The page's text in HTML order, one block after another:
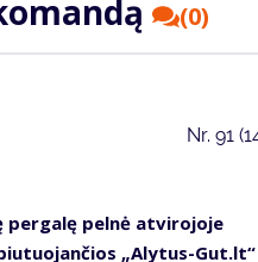
(0)
Nr. 91
pelnė atvirojoje
„Alytus-Gut.lt“